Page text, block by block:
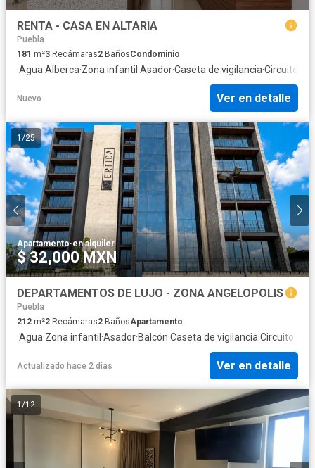
RENTA - CASA EN ALTARIA
Puebla
181 m²3 Recámaras2 BañosCondominio
·Agua·Alberca·Zona infantil ·Asador·Caseta de vigilancia·Circuito
Nuevo Ver en detalle
1 /25
Apartamento·en alquiler
$ 32,000 MXN
DEPARTAMENTOS DE LUJO - ZONA ANGELOPOLIS
Puebla
212 m²2 Recámaras2 BañosApartamento
·Agua·Zona infantil ·Asador·Balcón·Caseta de vigilancia·Circuito
Actualizado hace 2 días Ver en detalle
1 /12